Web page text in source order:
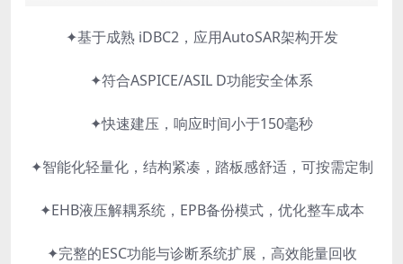
✦基于成熟 iDBC2，应用AutoSAR架构开发
✦符合ASPICE/ASIL D功能安全体系
✦快速建压，响应时间小于150毫秒
✦智能化轻量化，结构紧凑，踏板感舒适，可按需定制
✦EHB液压解耦系统，EPB备份模式，优化整车成本
✦完整的ESC功能与诊断系统扩展，高效能量回收